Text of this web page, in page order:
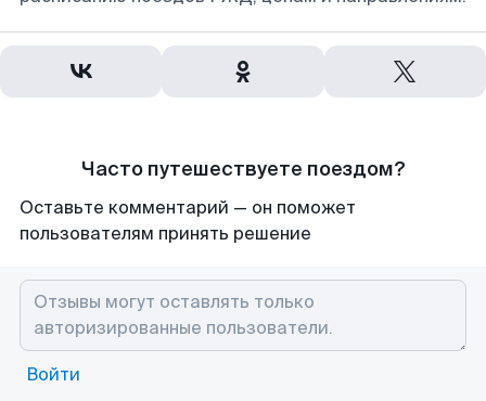
Часто путешествуете поездом?
Оставьте комментарий — он поможет
пользователям принять решение
Войти